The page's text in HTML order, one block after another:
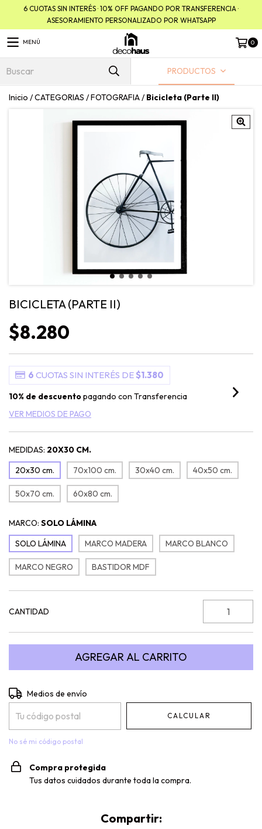
6 CUOTAS SIN INTERÉS · 10% OFF PAGANDO POR TRANSFERENCIA ·
ASESORAMIENTO PERSONALIZADO POR WHATSAPP
MENÚ 0
PRODUCTOS
Inicio /CATEGORIAS /FOTOGRAFIA/ Bicicleta (Parte II)
BICICLETA (PARTE II)
$8.280
6 CUOTAS SIN INTERÉS DE$1.380
10% de descuentopagando con Transferencia
VER MEDIOS DE PAGO
MEDIDAS: 20X30 CM.
20x30 cm.
70x100 cm. 30x40 cm. 40x50 cm.
50x70 cm. 60x80 cm.
MARCO: SOLO LÁMINA
SOLO LÁMINA
MARCO MADERA MARCO BLANCO
MARCO NEGRO BASTIDOR MDF
CANTIDAD
Entregas para el CP:
Medios de envío
CALCULAR
No sé mi código postal
Compra protegida
Tus datos cuidados durante toda la compra.
Compartir: